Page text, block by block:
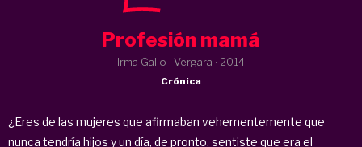
Profesión mamá
Irma Gallo · Vergara · 2014
Crónica
¿Eres de las mujeres que afirmaban vehementemente que
nunca tendría hijos y un día, de pronto, sentiste que era el